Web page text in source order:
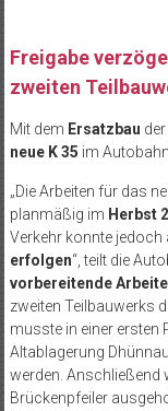
Freigabe
zweiten
Mit dem Ersatzbau
neue K 35 im
„Die Arbeiten für das
planmäßig im Herbst
Verkehr konnte
erfolgen“, teilt die
vorbereitende
zweiten Teilbauwerks
musste in einer ersten
Altablagerung
werden. Anschließend
Brückenpfeiler